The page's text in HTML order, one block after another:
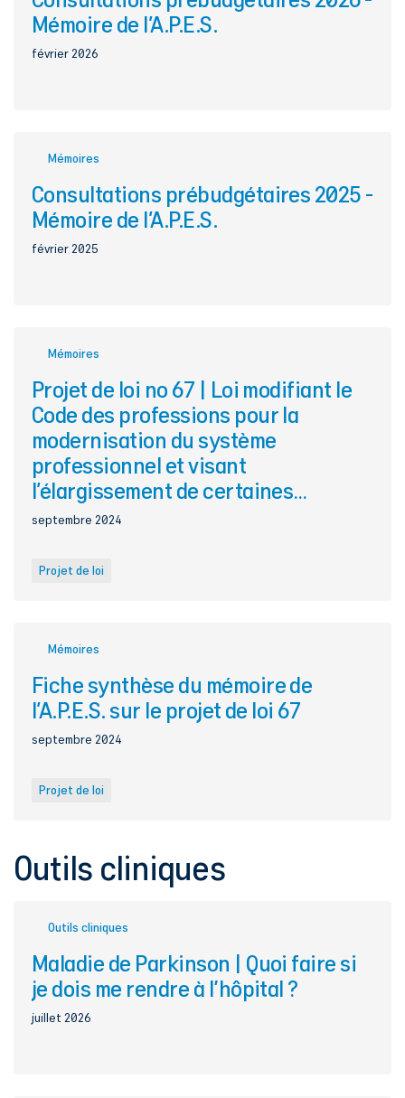
Mémoire de l’A.P.E.S.
février 2026
Mémoires
Consultations prébudgétaires 2025 -
Mémoire de l’A.P.E.S.
février 2025
Mémoires
Projet de loi no 67 | Loi modifiant le
Code des professions pour la
modernisation du système
professionnel et visant
l’élargissement de certaines
pratiques professionnelles dans le
sociaux
septembre 2024
Projet de loi
Mémoires
Fiche synthèse du mémoire de
l’A.P.E.S. sur le projet de loi 67
septembre 2024
Projet de loi
Outils cliniques
Outils cliniques
Maladie de Parkinson | Quoi faire si
je dois me rendre à l'hôpital ?
juillet 2026